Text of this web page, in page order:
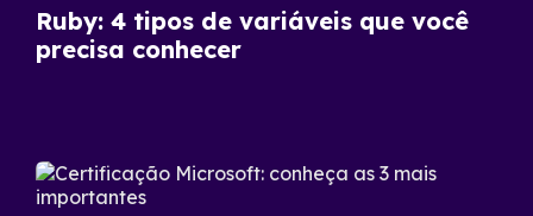
Ruby: 4 tipos de variáveis que você
precisa conhecer